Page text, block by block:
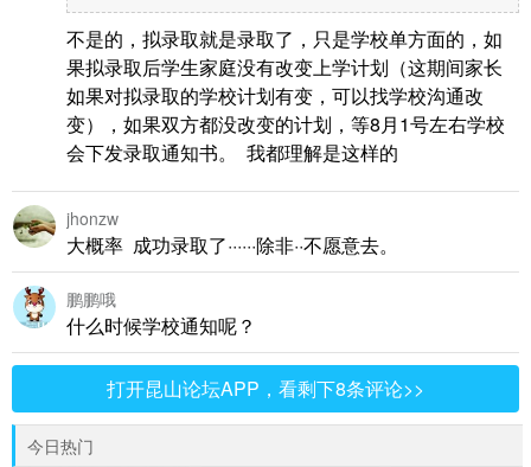
不是的，拟录取就是录取了，只是学校单方面的，如
果拟录取后学生家庭没有改变上学计划（这期间家长
如果对拟录取的学校计划有变，可以找学校沟通改
变），如果双方都没改变的计划，等8月1号左右学校
会下发录取通知书。 我都理解是这样的
jhonzw
大概率 成功录取了······除非··不愿意去。
鹏鹏哦
什么时候学校通知呢？
打开昆山论坛APP，看剩下8条评论>>
今日热门